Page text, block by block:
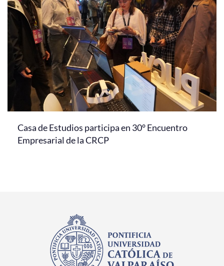
Casa de Estudios participa en 30° Encuentro
Empresarial de la CRCP